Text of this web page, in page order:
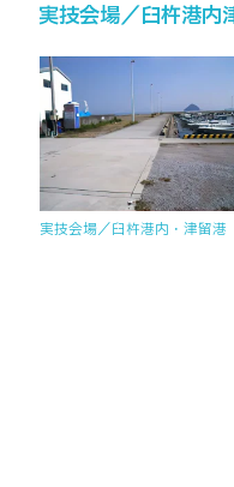
実技会場／臼杵港内
実技会場／臼杵港内・津留港